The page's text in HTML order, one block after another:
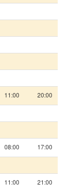
11:00 20:00
08:00 17:00
11:00 21:00